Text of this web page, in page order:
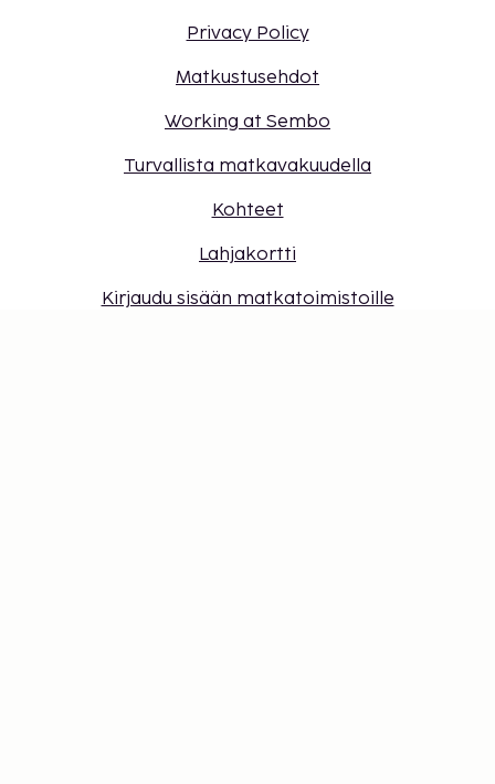
Privacy Policy
Matkustusehdot
Working at Sembo
Turvallista matkavakuudella
Kohteet
Lahjakortti
Kirjaudu sisään matkatoimistoille